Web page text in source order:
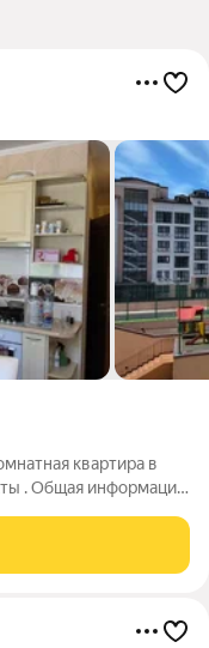
квартира в
. Общая информация: